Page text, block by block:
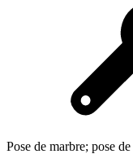
Pose de marbre; pose